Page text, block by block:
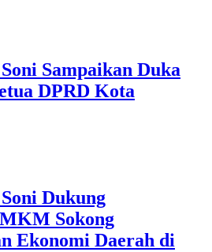
Sampaikan Duka
DPRD Kota
Dukung
Sokong
Ekonomi Daerah di